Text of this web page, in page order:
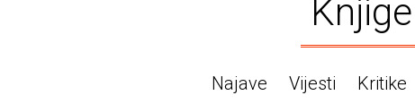
Knjige
Najave Vijesti Kritike